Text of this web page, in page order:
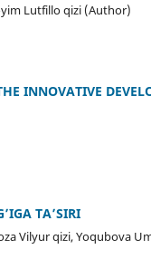
Lutfillo qizi (Author)
INNOVATIVE
TA’SIRI
Vilyur qizi, Yoqubova